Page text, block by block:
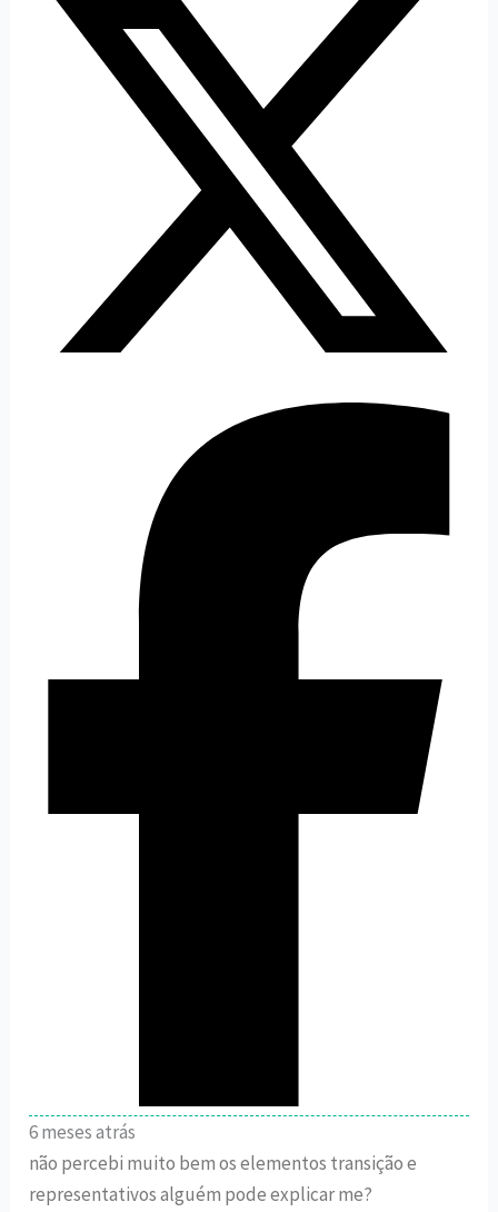
6 meses atrás
não percebi muito bem os elementos transição e
representativos alguém pode explicar me?